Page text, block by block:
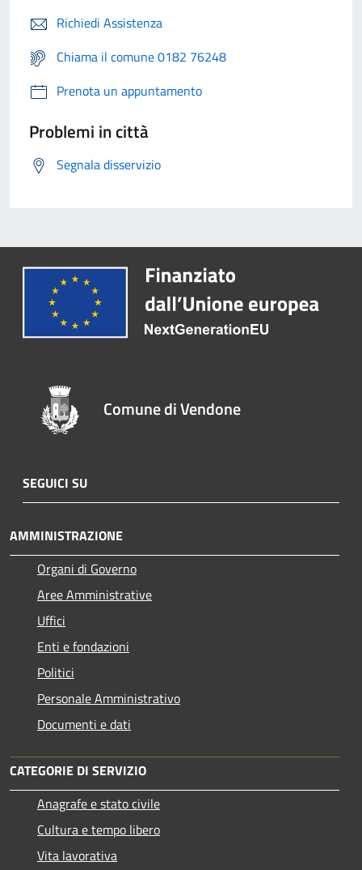
Richiedi Assistenza
Chiama il comune 0182 76248
Prenota un appuntamento
Problemi in città
Segnala disservizio
Comune di Vendone
SEGUICI SU
AMMINISTRAZIONE
Organi di Governo
Aree Amministrative
Uffici
Enti e fondazioni
Politici
Personale Amministrativo
Documenti e dati
CATEGORIE DI SERVIZIO
Anagrafe e stato civile
Cultura e tempo libero
Vita lavorativa